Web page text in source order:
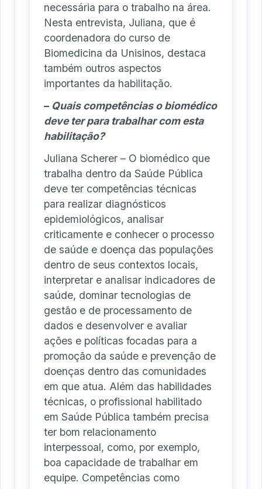
necessária para o trabalho na área.
Nesta entrevista, Juliana, que é
coordenadora do curso de
Biomedicina da Unisinos, destaca
também outros aspectos
importantes da habilitação.
– Quais competências o biomédico
deve ter para trabalhar com esta
habilitação?
Juliana Scherer – O biomédico que
trabalha dentro da Saúde Pública
deve ter competências técnicas
para realizar diagnósticos
epidemiológicos, analisar
criticamente e conhecer o processo
de saúde e doença das populações
dentro de seus contextos locais,
interpretar e analisar indicadores de
saúde, dominar tecnologias de
gestão e de processamento de
dados e desenvolver e avaliar
ações e políticas focadas para a
promoção da saúde e prevenção de
doenças dentro das comunidades
em que atua. Além das habilidades
técnicas, o profissional habilitado
em Saúde Pública também precisa
ter bom relacionamento
interpessoal, como, por exemplo,
boa capacidade de trabalhar em
equipe. Competências como